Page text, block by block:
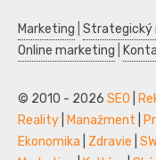
Marketing Strategický
Online marketing
© 2010 - 2026 SEO
Reality
Manažment
Ekonomika
Zdravie